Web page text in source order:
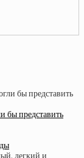
бы представить